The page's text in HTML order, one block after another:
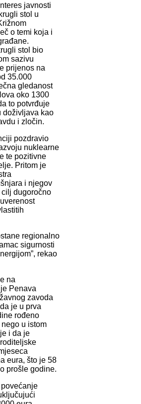
javnosti
stol u
o temi koja i
stol bio
sazivu
prijenos na
35.000
gledanost
oko 1300
to potvrđuje
doživljava kao
i zločin.
pozdravio
nuklearne
te pozitivne
Pritom je
i njegov
dugoročno
regionalno
sigurnosti
rekao
na
Penava
zavoda
je u prva
rođeno
u istom
i da je
eura, što je 58
prošle godine.